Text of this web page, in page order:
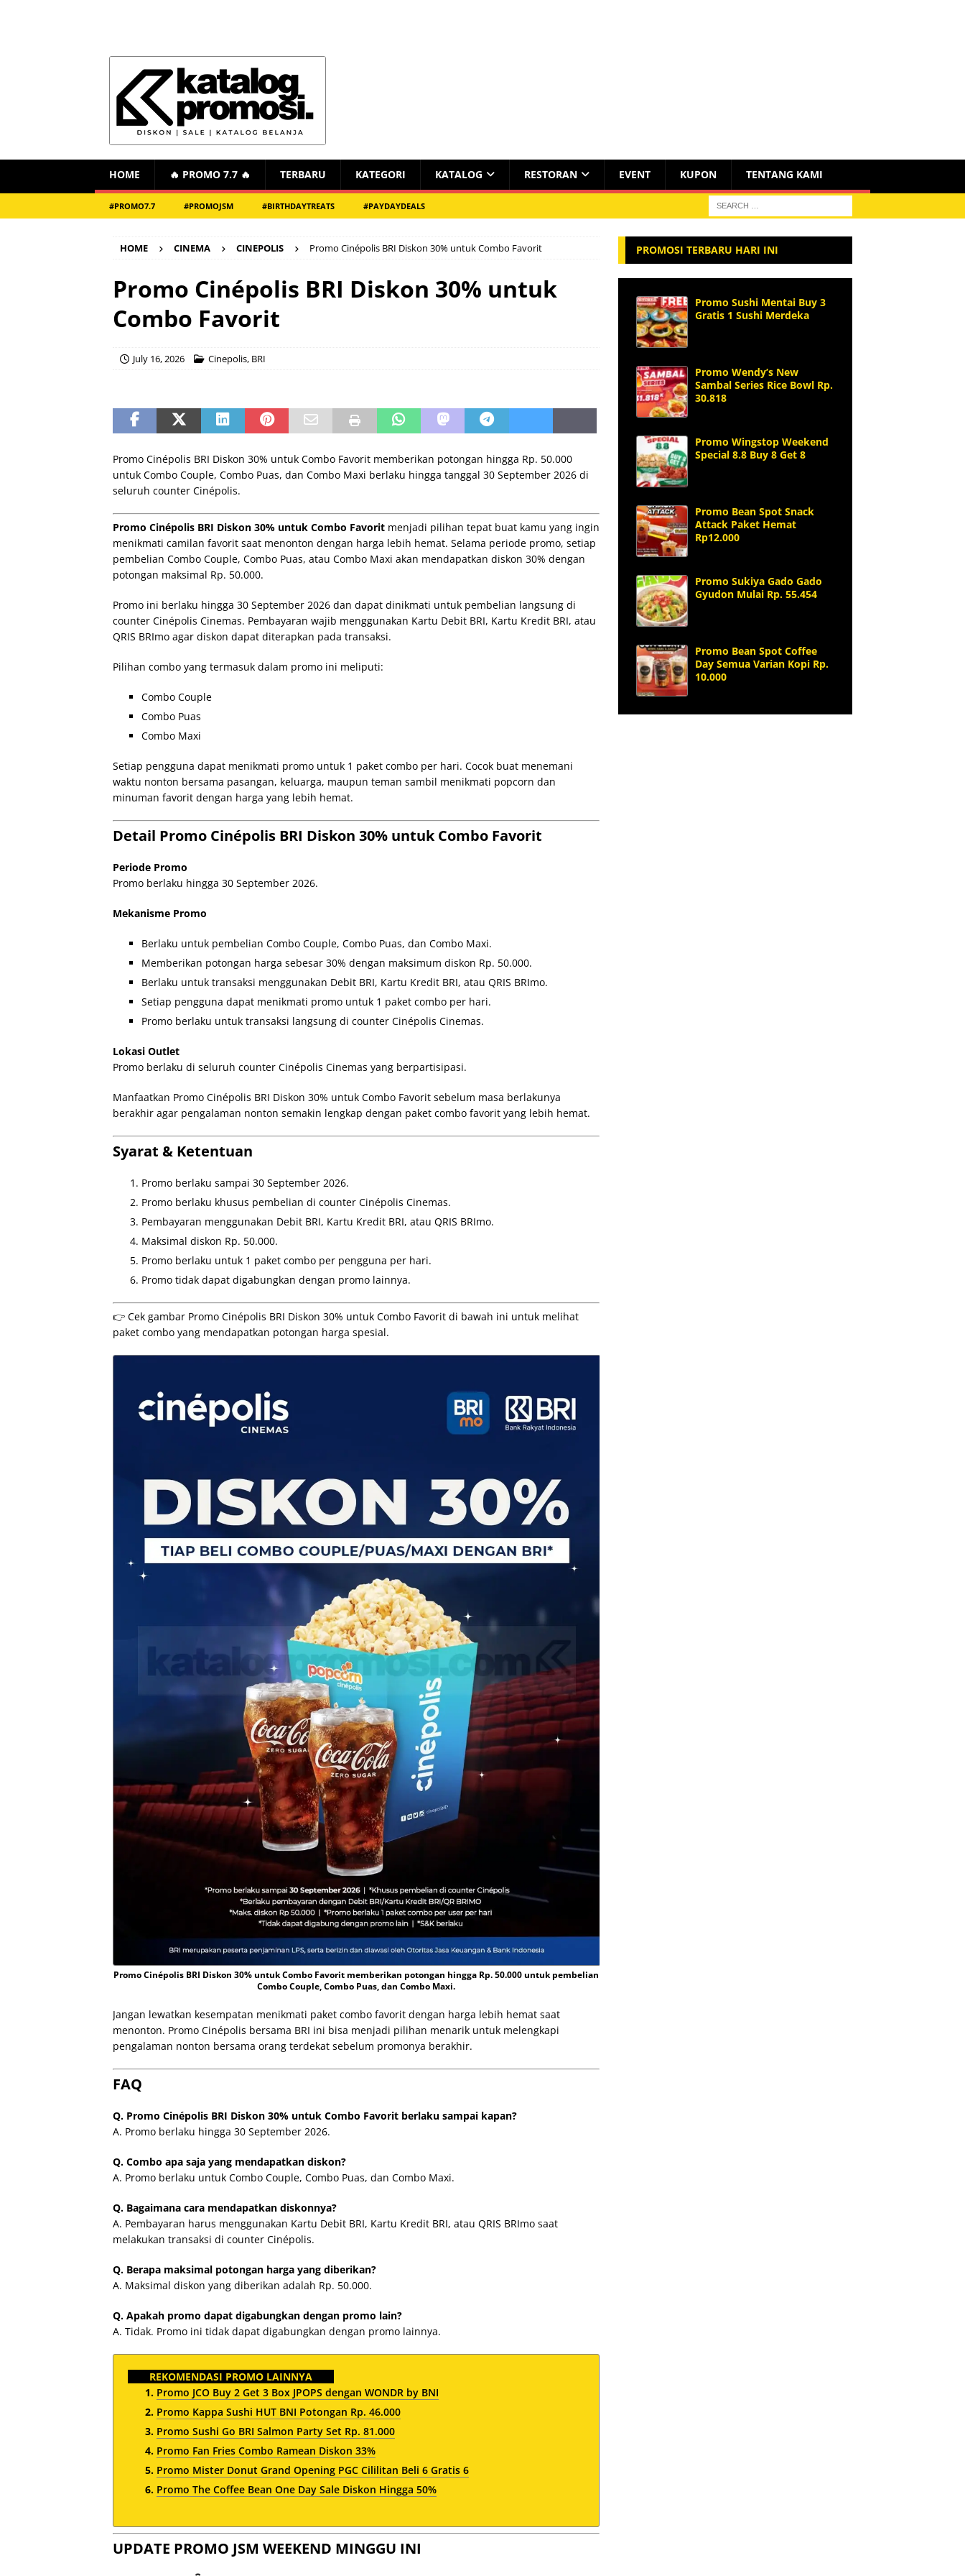
HOME 🔥 PROMO 7.7 🔥 TERBARU KATEGORI KATALOG RESTORAN EVENT KUPON TENTANG KAMI
#PROMO7.7 #PROMOJSM #BIRTHDAYTREATS #PAYDAYDEALS
HOME CINEMA CINEPOLIS Promo Cinépolis BRI Diskon 30% untuk Combo Favorit
Promo Cinépolis BRI Diskon 30% untuk
Combo Favorit
July 16, 2026 Cinepolis, BRI
Promo Cinépolis BRI Diskon 30% untuk Combo Favorit memberikan potongan hingga Rp. 50.000
untuk Combo Couple, Combo Puas, dan Combo Maxi berlaku hingga tanggal 30 September 2026 di
seluruh counter Cinépolis.
Promo Cinépolis BRI Diskon 30% untuk Combo Favorit menjadi pilihan tepat buat kamu yang ingin
menikmati camilan favorit saat menonton dengan harga lebih hemat. Selama periode promo, setiap
pembelian Combo Couple, Combo Puas, atau Combo Maxi akan mendapatkan diskon 30% dengan
potongan maksimal Rp. 50.000.
Promo ini berlaku hingga 30 September 2026 dan dapat dinikmati untuk pembelian langsung di
counter Cinépolis Cinemas. Pembayaran wajib menggunakan Kartu Debit BRI, Kartu Kredit BRI, atau
QRIS BRImo agar diskon dapat diterapkan pada transaksi.
Pilihan combo yang termasuk dalam promo ini meliputi:
Combo Couple
Combo Puas
Combo Maxi
Setiap pengguna dapat menikmati promo untuk 1 paket combo per hari. Cocok buat menemani
waktu nonton bersama pasangan, keluarga, maupun teman sambil menikmati popcorn dan
minuman favorit dengan harga yang lebih hemat.
Detail Promo Cinépolis BRI Diskon 30% untuk Combo Favorit
Periode Promo
Promo berlaku hingga 30 September 2026.
Mekanisme Promo
Berlaku untuk pembelian Combo Couple, Combo Puas, dan Combo Maxi.
Memberikan potongan harga sebesar 30% dengan maksimum diskon Rp. 50.000.
Berlaku untuk transaksi menggunakan Debit BRI, Kartu Kredit BRI, atau QRIS BRImo.
Setiap pengguna dapat menikmati promo untuk 1 paket combo per hari.
Promo berlaku untuk transaksi langsung di counter Cinépolis Cinemas.
Lokasi Outlet
Promo berlaku di seluruh counter Cinépolis Cinemas yang berpartisipasi.
Manfaatkan Promo Cinépolis BRI Diskon 30% untuk Combo Favorit sebelum masa berlakunya
berakhir agar pengalaman nonton semakin lengkap dengan paket combo favorit yang lebih hemat.
Syarat & Ketentuan
Promo berlaku sampai 30 September 2026.
Promo berlaku khusus pembelian di counter Cinépolis Cinemas.
Pembayaran menggunakan Debit BRI, Kartu Kredit BRI, atau QRIS BRImo.
Maksimal diskon Rp. 50.000.
Promo berlaku untuk 1 paket combo per pengguna per hari.
Promo tidak dapat digabungkan dengan promo lainnya.
👉 Cek gambar Promo Cinépolis BRI Diskon 30% untuk Combo Favorit di bawah ini untuk melihat
paket combo yang mendapatkan potongan harga spesial.
Promo Cinépolis BRI Diskon 30% untuk Combo Favorit memberikan potongan hingga Rp. 50.000 untuk pembelian
Combo Couple, Combo Puas, dan Combo Maxi.
Jangan lewatkan kesempatan menikmati paket combo favorit dengan harga lebih hemat saat
menonton. Promo Cinépolis bersama BRI ini bisa menjadi pilihan menarik untuk melengkapi
pengalaman nonton bersama orang terdekat sebelum promonya berakhir.
FAQ
Q. Promo Cinépolis BRI Diskon 30% untuk Combo Favorit berlaku sampai kapan?
A. Promo berlaku hingga 30 September 2026.
Q. Combo apa saja yang mendapatkan diskon?
A. Promo berlaku untuk Combo Couple, Combo Puas, dan Combo Maxi.
Q. Bagaimana cara mendapatkan diskonnya?
A. Pembayaran harus menggunakan Kartu Debit BRI, Kartu Kredit BRI, atau QRIS BRImo saat
melakukan transaksi di counter Cinépolis.
Q. Berapa maksimal potongan harga yang diberikan?
A. Maksimal diskon yang diberikan adalah Rp. 50.000.
Q. Apakah promo dapat digabungkan dengan promo lain?
A. Tidak. Promo ini tidak dapat digabungkan dengan promo lainnya.
REKOMENDASI PROMO LAINNYA
Promo JCO Buy 2 Get 3 Box JPOPS dengan WONDR by BNI
Promo Kappa Sushi HUT BNI Potongan Rp. 46.000
Promo Sushi Go BRI Salmon Party Set Rp. 81.000
Promo Fan Fries Combo Ramean Diskon 33%
Promo Mister Donut Grand Opening PGC Cililitan Beli 6 Gratis 6
Promo The Coffee Bean One Day Sale Diskon Hingga 50%
UPDATE PROMO JSM WEEKEND MINGGU INI
PROMOSI TERBARU HARI INI
Promo Sushi Mentai Buy 3
Gratis 1 Sushi Merdeka
Promo Wendy’s New
Sambal Series Rice Bowl Rp.
30.818
Promo Wingstop Weekend
Special 8.8 Buy 8 Get 8
Promo Bean Spot Snack
Attack Paket Hemat
Rp12.000
Promo Sukiya Gado Gado
Gyudon Mulai Rp. 55.454
Promo Bean Spot Coffee
Day Semua Varian Kopi Rp.
10.000